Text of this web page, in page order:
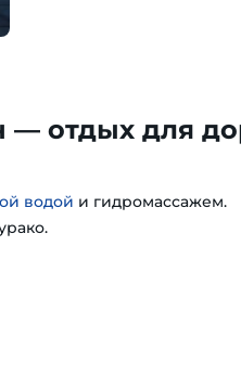
— отдых для
водой и гидромассажем.